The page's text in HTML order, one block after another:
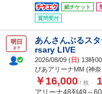
紙チケット
質問受付
明日
まで
あんさんぶるス
rsary LIVE
2026/08/09 (日) 13時
ぴあアリーナMM (神
￥16,000 / 枚 1
アリーナ48列49～